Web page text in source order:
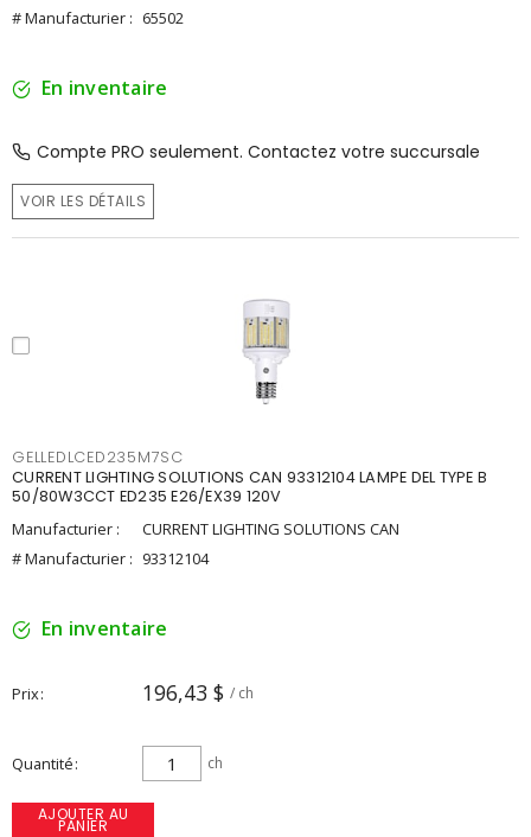
# Manufacturier : 65502
En inventaire
Compte PRO seulement. Contactez votre succursale
VOIR LES DÉTAILS
GELLEDLCED235M7SC
CURRENT LIGHTING SOLUTIONS CAN 93312104 LAMPE DEL TYPE B
50/80W3CCT ED235 E26/EX39 120V
Manufacturier :
CURRENT LIGHTING SOLUTIONS CAN
# Manufacturier : 93312104
En inventaire
Prix 196,43 $ / ch
Quantité ch
AJOUTER AU
PANIER